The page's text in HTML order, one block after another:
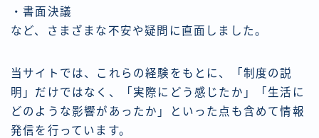
・書面決議
など、さまざまな不安や疑問に直面しました。
当サイトでは、これらの経験をもとに、「制度の説
明」だけではなく、「実際にどう感じたか」「生活に
どのような影響があったか」といった点も含めて情報
発信を行っています。